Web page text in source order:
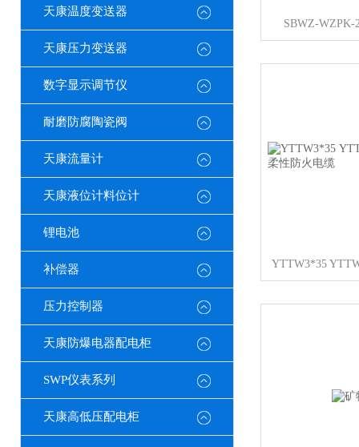
天康温度变送器
天康压力变送器
数字显示调节仪
耐磨防腐陶瓷阀
天康流量计
天康液位计料位计
锂电池
补偿器
压力控制器
天康防爆电器配电柜
SWP仪表系列
天康高低压配电柜
SBWZ-WZPK-